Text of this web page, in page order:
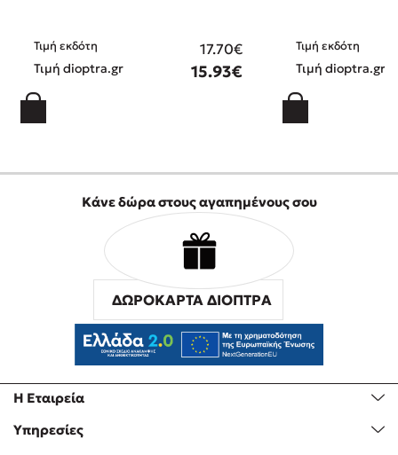
Τιμή εκδότη 17.70€
Τιμή dioptra.gr 15.93€
Τιμή εκδότη
Τιμή dioptra.gr
Η Εταιρεία
Υπηρεσίες
Κάνε δώρα στους αγαπημένους σου
ΔΩΡΟΚΑΡΤΑ ΔΙΟΠΤΡΑ